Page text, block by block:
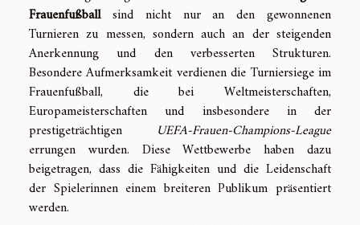
Frauenfußballsind nicht nur an den gewonnenen
Turnieren zu messen, sondern auch an der steigenden
Anerkennung und den verbesserten Strukturen.
Besondere Aufmerksamkeit verdienen die Turniersiege im
Frauenfußball, die bei Weltmeisterschaften,
Europameisterschaften und insbesondere in der
prestigeträchtigen UEFA-Frauen-Champions-League
errungen wurden. Diese Wettbewerbe haben dazu
beigetragen, dass die Fähigkeiten und die Leidenschaft
der Spielerinnen einem breiteren Publikum präsentiert
werden.